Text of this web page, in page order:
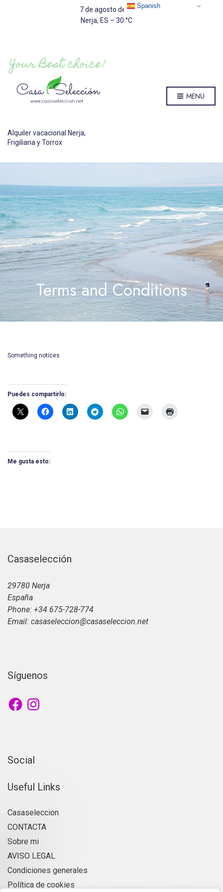
7 de agosto de 2026
Nerja, ES – 30 C
Alquiler vacacional Nerja,
Frigiliana y Torrox
MENU
Terms and Conditions
Something notices
Puedes compartirlo:
Me gusta esto:
Casaselección
29780 Nerja
España
Phone: +34 675-728-774
Email: casaseleccion@casaseleccion.net
Síguenos
FacebookInstagram
Social
Useful Links
Casaseleccion
CONTACTA
Sobre mi
AVISO LEGAL
Condiciones generales
Política de cookies
Spanish